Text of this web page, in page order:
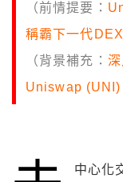
（前情提要：
稱霸下一代
（背景補充：
Uniswap (UNI)
中心化